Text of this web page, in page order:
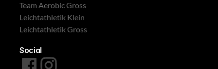
Team Aerobic Gross
Leichtathletik Klein
Leichtathletik Gross
Social